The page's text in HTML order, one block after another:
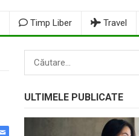
Timp Liber Travel
Caută
ULTIMELE PUBLICATE